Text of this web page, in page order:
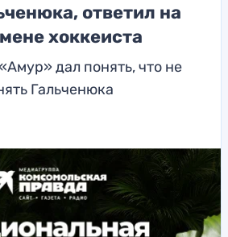
ответил на
хоккеиста
дал понять, что не
Гальченюка